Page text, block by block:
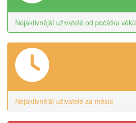
Nejaktivnější uživatelé od počátku věků
Nejaktivnější uživatelé za měsíc